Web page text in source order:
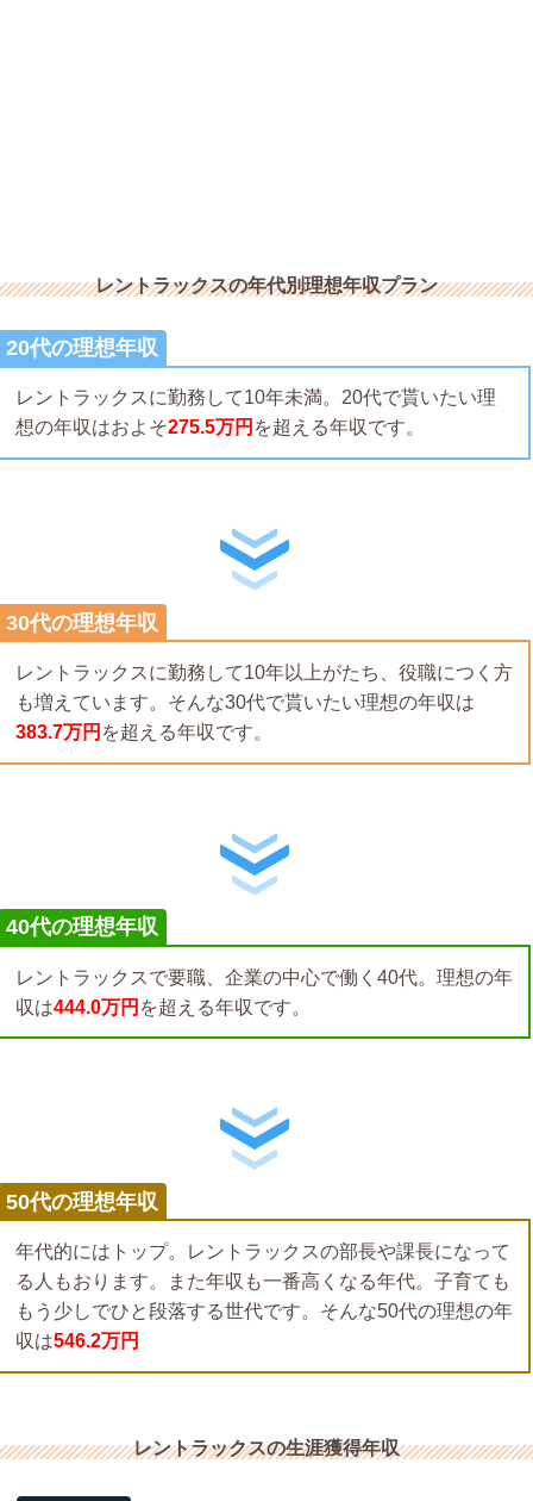
レントラックスの年代別理想年収プラン
20代の理想年収
レントラックスに勤務して10年未満。20代で貰いたい理
想の年収はおよそ275.5万円 を超える年収です。
30代の理想年収
レントラックスに勤務して10年以上がたち、役職につく方
も増えています。そんな30代で貰いたい理想の年収は
383.7万円 を超える年収です。
40代の理想年収
レントラックスで要職、企業の中心で働く40代。理想の年
収は444.0万円 を超える年収です。
50代の理想年収
年代的にはトップ。レントラックスの部長や課長になって
る人もおります。また年収も一番高くなる年代。子育ても
もう少しでひと段落する世代です。そんな50代の理想の年
収は546.2万円
レントラックスの生涯獲得年収